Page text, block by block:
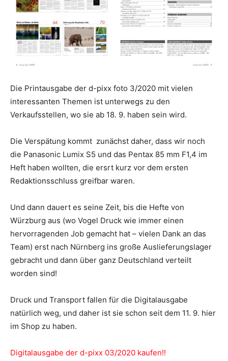
Die Printausgabe der d-pixx foto 3/2020 mit vielen
interessanten Themen ist unterwegs zu den
Verkaufsstellen, wo sie ab 18. 9. haben sein wird.
Die Verspätung kommt zunächst daher, dass wir noch
die Panasonic Lumix S5 und das Pentax 85 mm F1,4 im
Heft haben wollten, die ersrt kurz vor dem ersten
Redaktionsschluss greifbar waren.
Und dann dauert es seine Zeit, bis die Hefte von
Würzburg aus (wo Vogel Druck wie immer einen
hervorragenden Job gemacht hat – vielen Dank an das
Team) erst nach Nürnberg ins große Auslieferungslager
gebracht und dann über ganz Deutschland verteilt
worden sind!
Druck und Transport fallen für die Digitalausgabe
natürlich weg, und daher ist sie schon seit dem 11. 9. hier
im Shop zu haben.
Digitalausgabe der d-pixx 03/2020 kaufen!!